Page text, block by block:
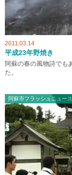
2011.03.14
平成23年野焼き
阿蘇の春の風物詩でも
た。
阿蘇市フラッシュニュース